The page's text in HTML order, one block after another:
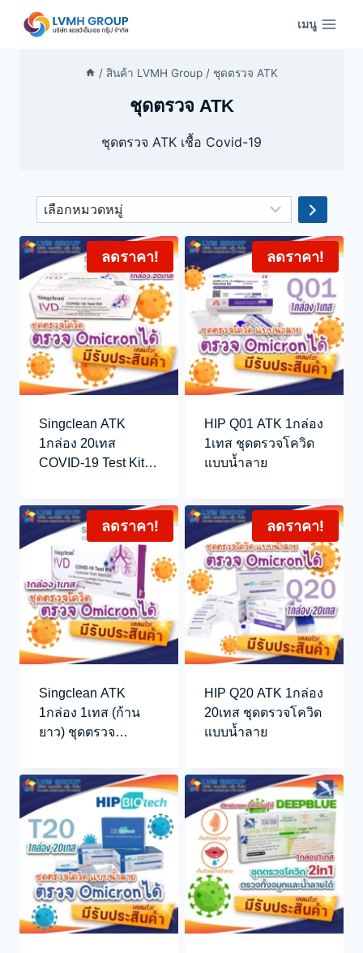
เมนู
/ สินค้า LVMH Group / ชุดตรวจ ATK
ชุดตรวจ ATK
ชุดตรวจ ATK เชื้อ Covid-19
ลดราคา!
Singclean ATK
1กล่อง 20เทส
COVID-19 Test Kit
ลดราคา!
HIP Q01 ATK 1กล่อง
1เทส ชุดตรวจโควิด
แบบน้ำลาย
ลดราคา!
Singclean ATK
1กล่อง 1เทส (ก้าน
ยาว) ชุดตรวจ
Method)
ลดราคา!
HIP Q20 ATK 1กล่อง
20เทส ชุดตรวจโควิด
แบบน้ำลาย
เลือก
หมวด
หมู่